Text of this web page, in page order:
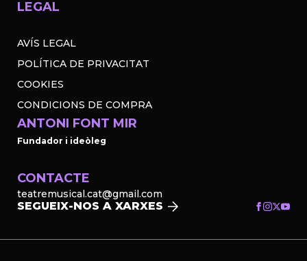
LEGAL
AVÍS LEGAL
POLÍTICA DE PRIVACITAT
COOKIES
CONDICIONS DE COMPRA
ANTONI FONT MIR
Fundador i ideòleg
CONTACTE
teatremusical.cat@gmail.com
SEGUEIX-NOS A XARXES